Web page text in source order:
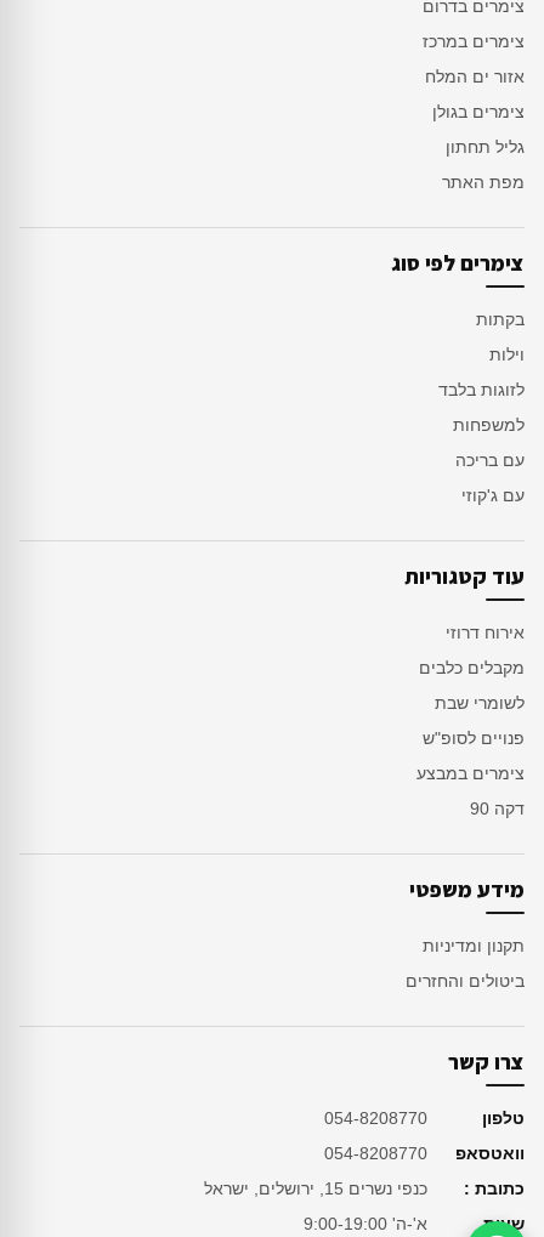
צימרים בדרום
צימרים במרכז
אזור ים המלח
צימרים בגולן
גליל תחתון
מפת האתר
צימרים לפי סוג
בקתות
וילות
לזוגות בלבד
למשפחות
עם בריכה
עם ג'קוזי
עוד קטגוריות
אירוח דרוזי
מקבלים כלבים
לשומרי שבת
פנויים לסופ"ש
צימרים במבצע
דקה 90
מידע משפטי
תקנון ומדיניות
ביטולים והחזרים
צרו קשר
טלפון
054-8208770
וואטסאפ
054-8208770
כתובת :
כנפי נשרים 15, ירושלים, ישראל
שעות
א'-ה' 9:00-19:00